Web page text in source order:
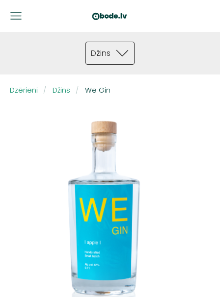
Džins
Dzērieni Džins We Gin